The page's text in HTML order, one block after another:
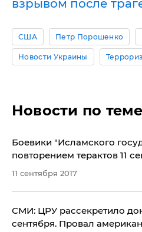
взрывом после
США Петр Порошенко
Новости Украины
Новости по теме
Боевики "Исламского
повторением терактов 11
11 сентября 2017
СМИ: ЦРУ рассекретило
сентября. Провал